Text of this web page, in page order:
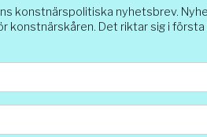
konstnärspolitiska nyhetsbrev.
konstnärskåren. Det riktar sig i